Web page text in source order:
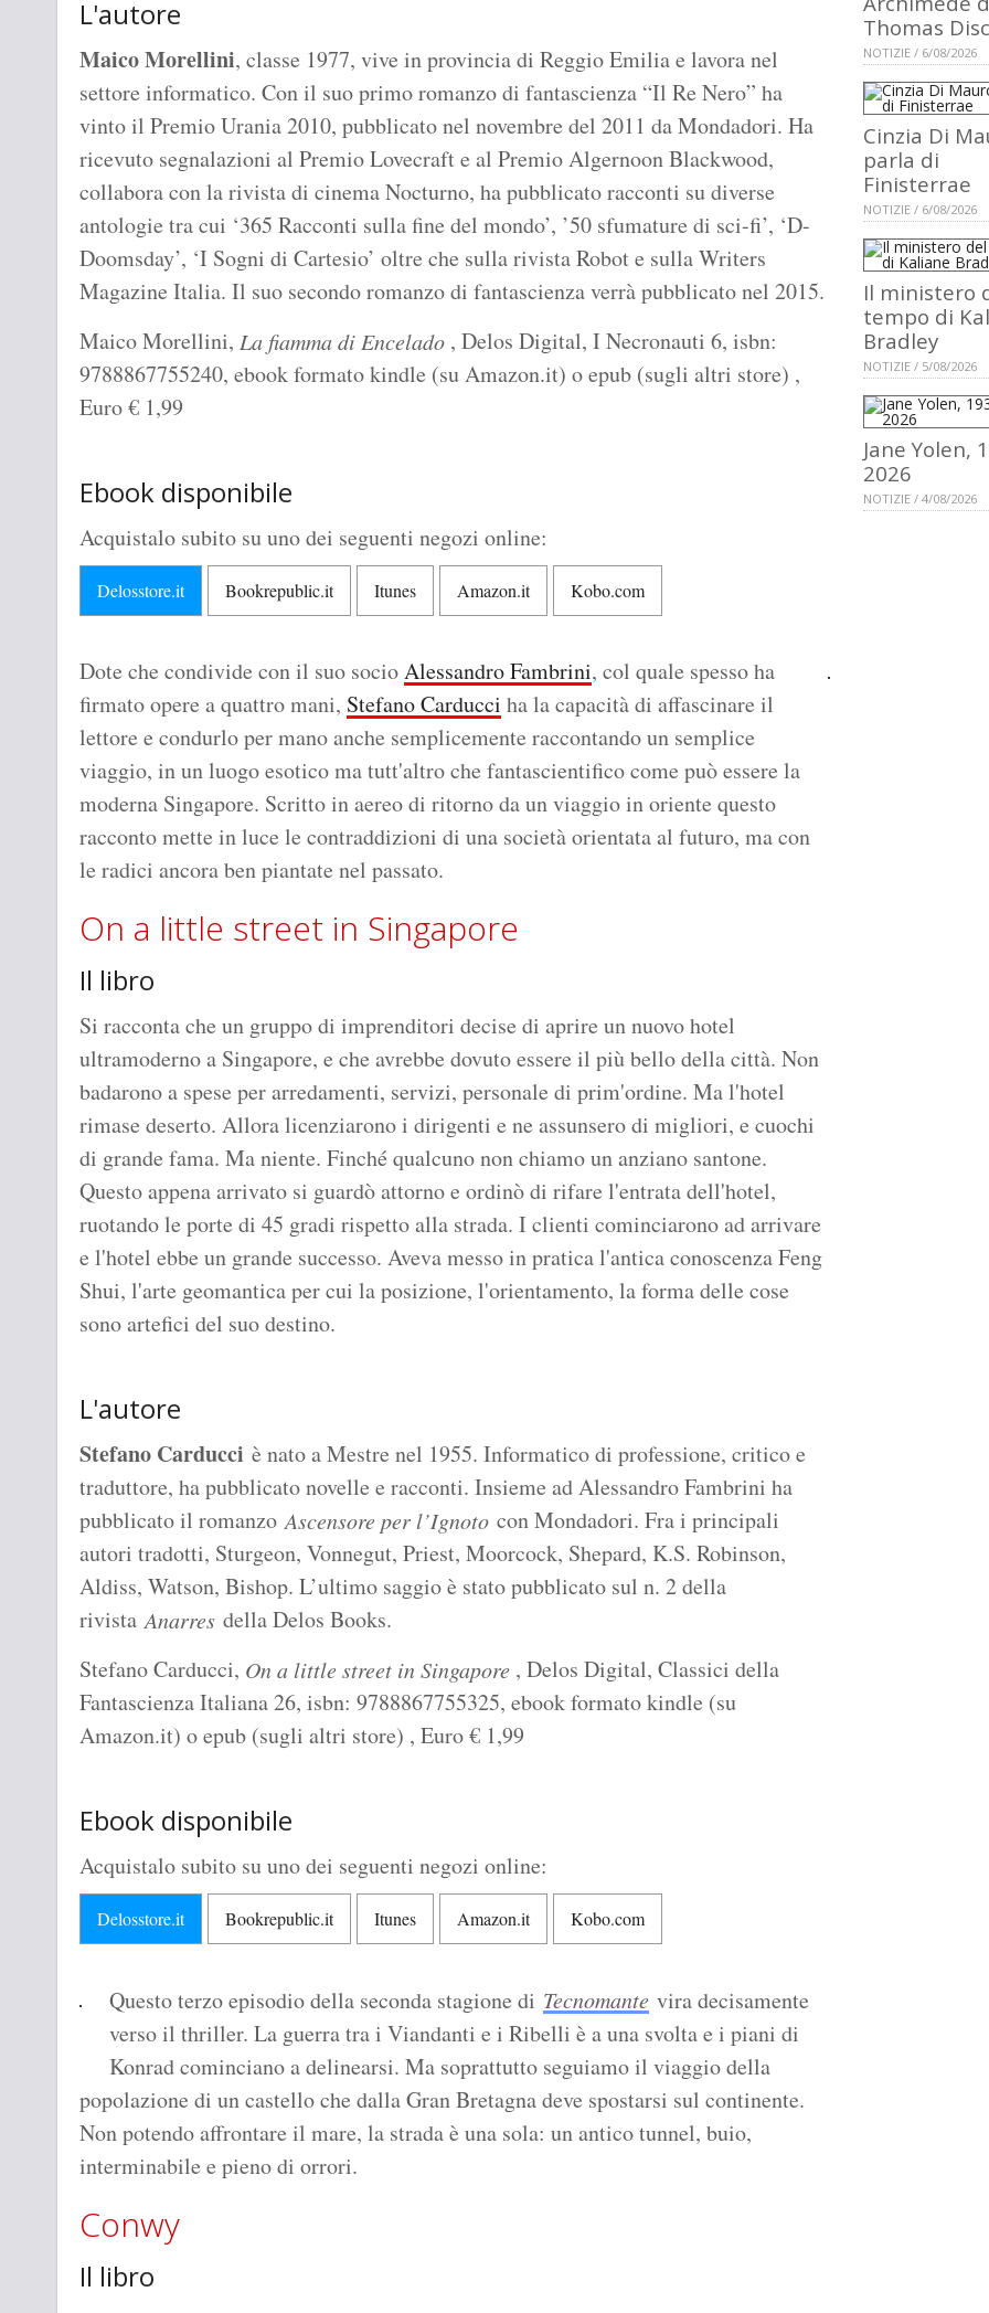
L'autore
Maico Morellini, classe 1977, vive in provincia di Reggio Emilia e lavora nel
settore informatico. Con il suo primo romanzo di fantascienza “Il Re Nero” ha
vinto il Premio Urania 2010, pubblicato nel novembre del 2011 da Mondadori. Ha
ricevuto segnalazioni al Premio Lovecraft e al Premio Algernoon Blackwood,
collabora con la rivista di cinema Nocturno, ha pubblicato racconti su diverse
antologie tra cui ‘365 Racconti sulla fine del mondo’, ’50 sfumature di sci-fi’, ‘D-
Doomsday’, ‘I Sogni di Cartesio’ oltre che sulla rivista Robot e sulla Writers
Magazine Italia. Il suo secondo romanzo di fantascienza verrà pubblicato nel 2015.
Maico Morellini, La fiamma di Encelado , Delos Digital, I Necronauti 6, isbn:
9788867755240, ebook formato kindle (su Amazon.it) o epub (sugli altri store) ,
Euro€ 1,99
Ebook disponibile
Acquistalo subito su uno dei seguenti negozi online:
Delosstore.it Bookrepublic.it Itunes Amazon.it Kobo.com
Dote che condivide con il suo socioAlessandro Fambrini, col quale spesso ha
firmato opere a quattro mani, Stefano Carducci ha la capacità di affascinare il
lettore e condurlo per mano anche semplicemente raccontando un semplice
viaggio, in un luogo esotico ma tutt'altro che fantascientifico come può essere la
moderna Singapore. Scritto in aereo di ritorno da un viaggio in oriente questo
racconto mette in luce le contraddizioni di una società orientata al futuro, ma con
le radici ancora ben piantate nel passato.
On a little street in Singapore
Il libro
Si racconta che un gruppo di imprenditori decise di aprire un nuovo hotel
ultramoderno a Singapore, e che avrebbe dovuto essere il più bello della città. Non
badarono a spese per arredamenti, servizi, personale di prim'ordine. Ma l'hotel
rimase deserto. Allora licenziarono i dirigenti e ne assunsero di migliori, e cuochi
di grande fama. Ma niente. Finché qualcuno non chiamo un anziano santone.
Questo appena arrivato si guardò attorno e ordinò di rifare l'entrata dell'hotel,
ruotando le porte di 45 gradi rispetto alla strada. I clienti cominciarono ad arrivare
e l'hotel ebbe un grande successo. Aveva messo in pratica l'antica conoscenza Feng
Shui, l'arte geomantica per cui la posizione, l'orientamento, la forma delle cose
sono artefici del suo destino.
L'autore
Stefano Carducci è nato a Mestre nel 1955. Informatico di professione, critico e
traduttore, ha pubblicato novelle e racconti. Insieme ad Alessandro Fambrini ha
pubblicato il romanzo Ascensore per l’Ignoto con Mondadori. Fra i principali
autori tradotti, Sturgeon, Vonnegut, Priest, Moorcock, Shepard, K.S. Robinson,
Aldiss, Watson, Bishop. L’ultimo saggio è stato pubblicato sul n. 2 della
rivista Anarres della Delos Books.
Stefano Carducci, On a little street in Singapore , Delos Digital, Classici della
Fantascienza Italiana 26, isbn: 9788867755325, ebook formato kindle (su
Amazon.it) o epub (sugli altri store) , Euro€ 1,99
Ebook disponibile
Acquistalo subito su uno dei seguenti negozi online:
Delosstore.it Bookrepublic.it Itunes Amazon.it Kobo.com
Questo terzo episodio della seconda stagione di Tecnomante vira decisamente
verso il thriller. La guerra tra i Viandanti e i Ribelli è a una svolta e i piani di
Konrad cominciano a delinearsi. Ma soprattutto seguiamo il viaggio della
popolazione di un castello che dalla Gran Bretagna deve spostarsi sul continente.
Non potendo affrontare il mare, la strada è una sola: un antico tunnel, buio,
interminabile e pieno di orrori.
Conwy
Il libro
Thomas
NOTIZIE / 6/08/2026
Cinzia Di
parla di
Finisterrae
NOTIZIE / 6/08/2026
Il ministero
tempo di
Bradley
NOTIZIE / 5/08/2026
Jane Yolen,
2026
NOTIZIE / 4/08/2026